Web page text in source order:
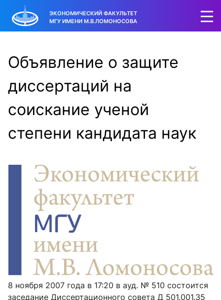
ЭКОНОМИЧЕСКИЙ ФАКУЛЬТЕТ
МГУ ИМЕНИ М.В.ЛОМОНОСОВА
Объявление о защите
диссертаций на
соискание ученой
степени кандидата наук
8 ноября 2007 года в 17:20 в ауд. № 510 состоится
заседание Диссертационного совета Д 501.001.35